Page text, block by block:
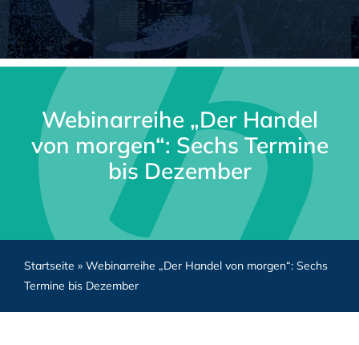
Webinarreihe „Der Handel
von morgen“: Sechs Termine
bis Dezember
Startseite » Webinarreihe „Der Handel von morgen“: Sechs
Termine bis Dezember